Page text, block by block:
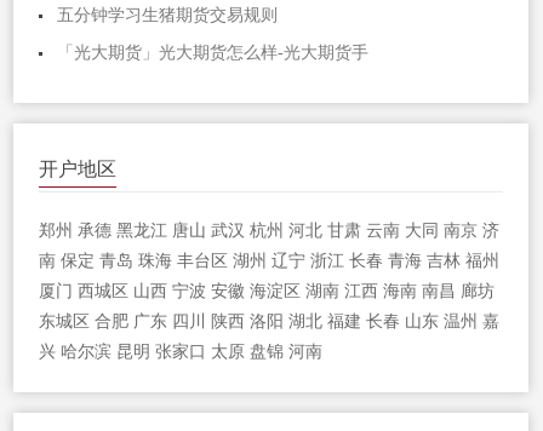
五分钟学习生猪期货交易规则
「光大期货」光大期货怎么样-光大期货手
开户地区
郑州 承德 黑龙江 唐山 武汉 杭州 河北 甘肃 云南 大同 南京 济
南 保定 青岛 珠海 丰台区 湖州 辽宁 浙江 长春 青海 吉林 福州
厦门 西城区 山西 宁波 安徽 海淀区 湖南 江西 海南 南昌 廊坊
东城区 合肥 广东 四川 陕西 洛阳 湖北 福建 长春 山东 温州 嘉
兴 哈尔滨 昆明 张家口 太原 盘锦 河南